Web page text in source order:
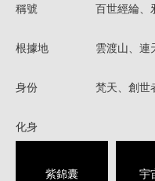
稱號 百世經綸、
根據地 雲渡山、連
身份 梵天、創世
化身
紫錦囊 宇